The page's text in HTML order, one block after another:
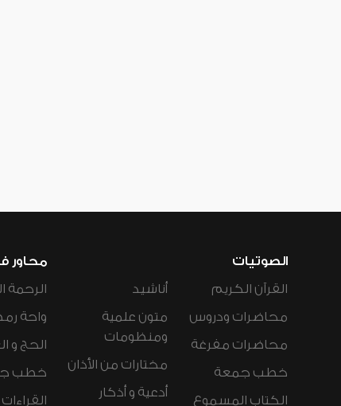
الصوتيات
القرآن الكريم
محاضرات ودروس
محاضرات مفرغة
خطب جمعة
الكتاب المسموع
أناشيد
متون علمية
ومنظومات
مختارات من الأذان
أدعية و أذكار
محاور
الرحمة
واحة
الحج و
خطب